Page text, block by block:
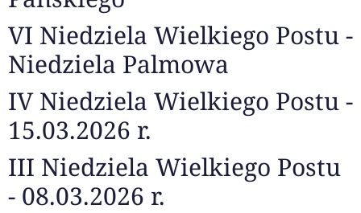
VI Niedziela Wielkiego Postu -
Niedziela Palmowa
IV Niedziela Wielkiego Postu -
15.03.2026 r.
III Niedziela Wielkiego Postu
- 08.03.2026 r.